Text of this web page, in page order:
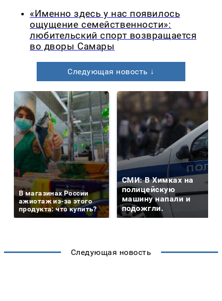
«Именно здесь у нас появилось
ощущение семейственности»:
любительский спорт возвращается
во дворы Самары
Следующая новость ↓
В магазинах России
ажиотаж из-за этого
продукта: что купить?
СМИ: В Химках на
полицейскую
машину напали и
подожгли.
Следующая новость